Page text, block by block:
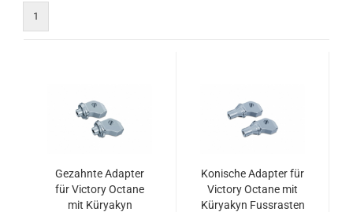
1
Gezahnte Adapter
für Victory Octane
mit Küryakyn
Konische Adapter für
Victory Octane mit
Küryakyn Fussrasten